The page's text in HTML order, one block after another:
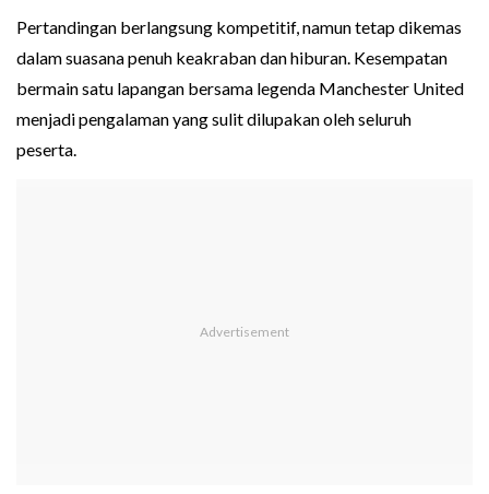
Pertandingan berlangsung kompetitif, namun tetap dikemas
dalam suasana penuh keakraban dan hiburan. Kesempatan
bermain satu lapangan bersama legenda Manchester United
menjadi pengalaman yang sulit dilupakan oleh seluruh
peserta.